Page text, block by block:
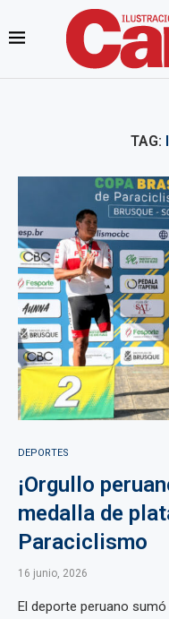
TAG:
DEPORTES
¡Orgullo
medalla de
Paraciclismo
16 junio, 2026
El deporte peruano